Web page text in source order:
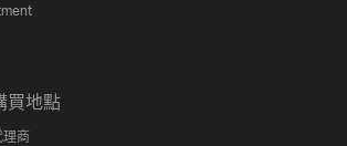
買地點
理商